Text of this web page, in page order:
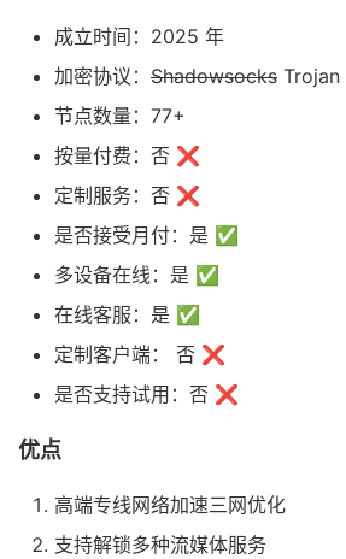
成立时间：2025 年
加密协议： Shadowsocks Trojan
节点数量：77+
按量付费：否 ❌
定制服务：否 ❌
是否接受月付：是 ✅
多设备在线：是 ✅
在线客服：是 ✅
定制客户端： 否 ❌
是否支持试用：否 ❌
优点
高端专线网络加速三网优化
支持解锁多种流媒体服务